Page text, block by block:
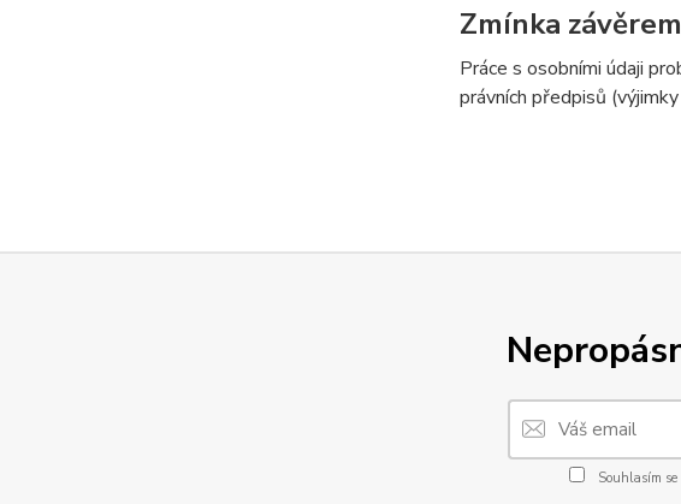
Zmínka závěrem
Práce s osobními údaji
právních předpisů
Souhlasím se